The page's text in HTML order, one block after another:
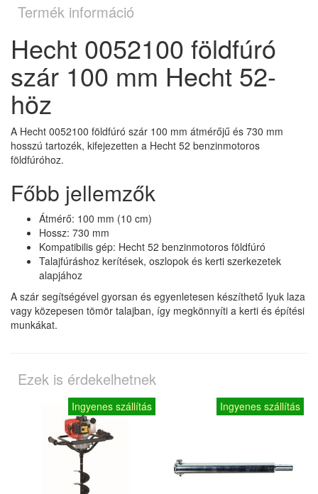
Termék információ
Hecht 0052100 földfúró
szár 100 mm Hecht 52-
höz
A Hecht 0052100 földfúró szár 100 mm átmérőjű és 730 mm
hosszú tartozék, kifejezetten a Hecht 52 benzinmotoros
földfúróhoz.
Főbb jellemzők
Átmérő: 100 mm (10 cm)
Hossz: 730 mm
Kompatibilis gép: Hecht 52 benzinmotoros földfúró
Talajfúráshoz kerítések, oszlopok és kerti szerkezetek
alapjához
A szár segítségével gyorsan és egyenletesen készíthető lyuk laza
vagy közepesen tömör talajban, így megkönnyíti a kerti és építési
munkákat.
Ezek is érdekelhetnek
Ingyenes szállítás Ingyenes szállítás